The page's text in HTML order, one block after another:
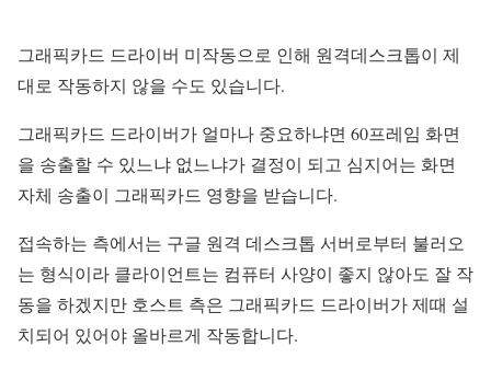
그래픽카드 드라이버 미작동으로 인해 원격데스크톱이 제
대로 작동하지 않을 수도 있습니다.
그래픽카드 드라이버가 얼마나 중요하냐면 60프레임 화면
을 송출할 수 있느냐 없느냐가 결정이 되고 심지어는 화면
자체 송출이 그래픽카드 영향을 받습니다.
접속하는 측에서는 구글 원격 데스크톱 서버로부터 불러오
는 형식이라 클라이언트는 컴퓨터 사양이 좋지 않아도 잘 작
동을 하겠지만 호스트 측은 그래픽카드 드라이버가 제때 설
치되어 있어야 올바르게 작동합니다.